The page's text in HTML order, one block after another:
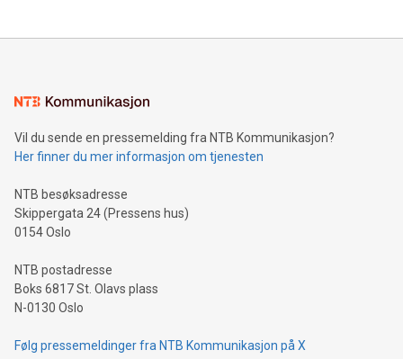
Vil du sende en pressemelding fra NTB Kommunikasjon?
Her finner du mer informasjon om tjenesten
NTB besøksadresse
Skippergata 24 (Pressens hus)
0154 Oslo
NTB postadresse
Boks 6817 St. Olavs plass
N-0130 Oslo
Følg pressemeldinger fra NTB Kommunikasjon på X